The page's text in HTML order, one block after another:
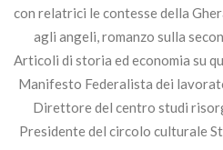
con relatrici le contesse della
agli angeli, romanzo sulla
Articoli di storia ed economia su
Manifesto Federalista dei
Direttore del centro studi
Presidente del circolo culturale